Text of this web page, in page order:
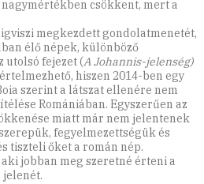
csökkent, mert a
megkezdett gondolatmenetét,
élő népek, különböző
utolsó fejezet (A Johannis-jelenség)
hiszen 2014-ben egy
szerint a látszat ellenére nem
Romániában. Egyszerűen az
miatt már nem jelentenek
fegyelmezettségük és
tiszteli őket a román nép.
jobban meg szeretné érteni a
jelenét.